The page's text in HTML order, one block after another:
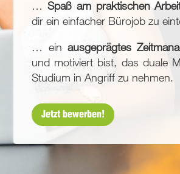
…Spaß am praktischen
dir ein einfacher Bürojob zu
… ein ausgeprägtes
und motiviert bist, das duale
Studium in Angriff zu nehmen.
Jetzt bewerben!